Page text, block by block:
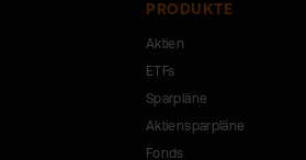
PRODUKTE
Aktien
ETFs
Sparpläne
Aktiensparpläne
Fonds